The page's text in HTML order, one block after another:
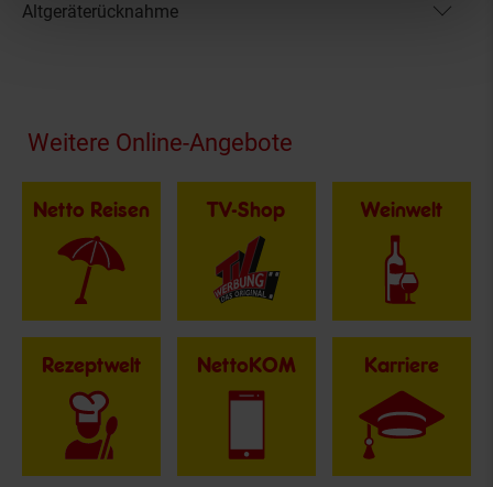
Altgeräterücknahme
Fußzeile
Weitere Online-Angebote
Netto Reisen TV-Shop Weinwelt
Rezeptwelt NettoKOM Karriere